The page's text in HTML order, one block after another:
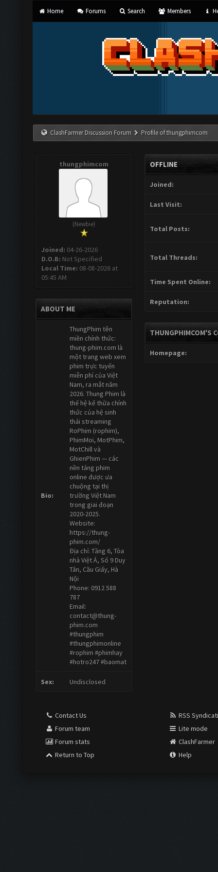
Home Forums Search Members
ClashFarmer Discussion Forum Profile of thungphimcom
thungphimcom
(Newbie)
Joined: 04-26-2026
D.O.B: Not Specified
Local Time: 08-08-2026 at
05:45 AM
ABOUT ME
Bio:
ThungPhim tên
miền chính thức:
thung-phim.com là
một trang web xem
phim trực tuyến
miễn phí của Việt
Nam, ra mắt năm
2026. Thung Phim là
thế hệ kế thừa chính
thức của hệ sinh
thái streaming
RoPhim (rophim),
PhimMoi, MotPhim,
MotChill và
GhienPhim — các
nền tảng phim
online được ưa
chuộng tại thị
trường Việt Nam
trong giai đoạn
2020-2025.
Website:
https://thung-
phim.com/
Địa chỉ: Tầng 6, Tòa
nhà Việt Á, Số 9 Duy
Tân, Cầu Giấy, Hà
Nội
Phone: 0912 588
787
Email:
contact@thung-
phim.com
#thungphim
#thungphimonline
#rophim #phimhay
#hotro247 #baomat
Sex: Undisclosed
OFFLINE
Joined:
Last Visit:
Total Posts:
Total Threads:
Time Spent Online:
Reputation:
THUNGPHIMCOM'S
Homepage:
Contact Us
Forum team
Forum stats
Return to Top
RSS
Lite mode
ClashFarmer
Help